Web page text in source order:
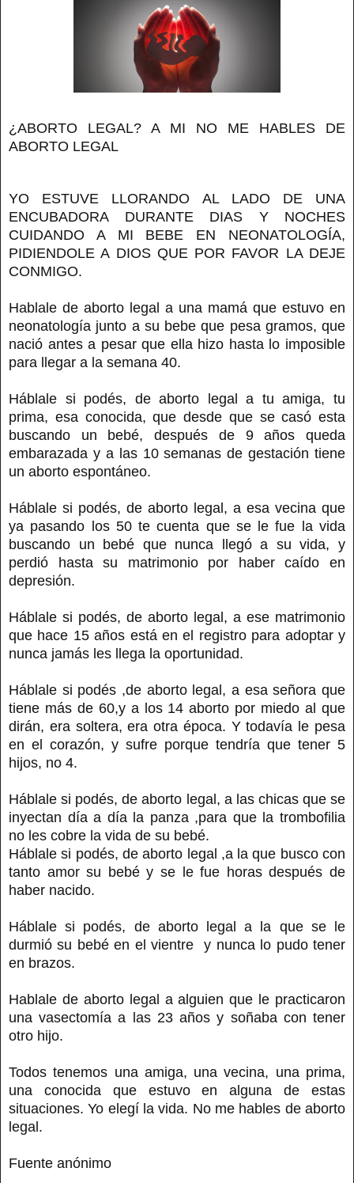
¿ABORTO LEGAL? A MI NO ME HABLES DE
ABORTO LEGAL
YO ESTUVE LLORANDO AL LADO DE UNA
ENCUBADORA DURANTE DIAS Y NOCHES
CUIDANDO A MI BEBE EN NEONATOLOGÍA,
PIDIENDOLE A DIOS QUE POR FAVOR LA DEJE
CONMIGO.
Hablale de aborto legal a una mamá que estuvo en
neonatología junto a su bebe que pesa gramos, que
nació antes a pesar que ella hizo hasta lo imposible
para llegar a la semana 40.
Háblale si podés, de aborto legal a tu amiga, tu
prima, esa conocida, que desde que se casó esta
buscando un bebé, después de 9 años queda
embarazada y a las 10 semanas de gestación tiene
un aborto espontáneo.
Háblale si podés, de aborto legal, a esa vecina que
ya pasando los 50 te cuenta que se le fue la vida
buscando un bebé que nunca llegó a su vida, y
perdió hasta su matrimonio por haber caído en
depresión.
Háblale si podés, de aborto legal, a ese matrimonio
que hace 15 años está en el registro para adoptar y
nunca jamás les llega la oportunidad.
Háblale si podés ,de aborto legal, a esa señora que
tiene más de 60,y a los 14 aborto por miedo al que
dirán, era soltera, era otra época. Y todavía le pesa
en el corazón, y sufre porque tendría que tener 5
hijos, no 4.
Háblale si podés, de aborto legal, a las chicas que se
inyectan día a día la panza ,para que la trombofilia
no les cobre la vida de su bebé.
Háblale si podés, de aborto legal ,a la que busco con
tanto amor su bebé y se le fue horas después de
haber nacido.
Háblale si podés, de aborto legal a la que se le
durmió su bebé en el vientre y nunca lo pudo tener
en brazos.
Hablale de aborto legal a alguien que le practicaron
una vasectomía a las 23 años y soñaba con tener
otro hijo.
Todos tenemos una amiga, una vecina, una prima,
una conocida que estuvo en alguna de estas
situaciones. Yo elegí la vida. No me hables de aborto
legal.
Fuente anónimo